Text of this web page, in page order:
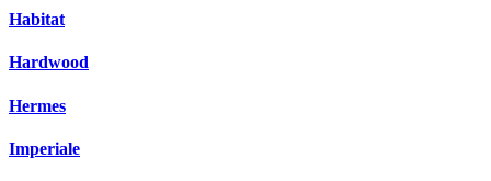
Habitat
Hardwood
Hermes
Imperiale